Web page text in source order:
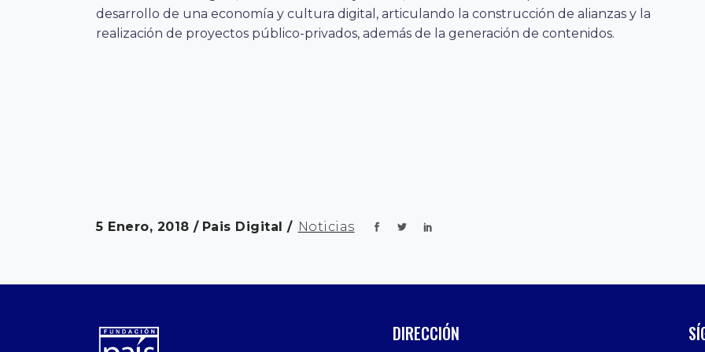
desarrollo de una economía y cultura digital, articulando la construcción de alianzas y la
realización de proyectos público-privados, además de la generación de contenidos.
5 Enero, 2018 Pais Digital Noticias
DIRECCIÓN